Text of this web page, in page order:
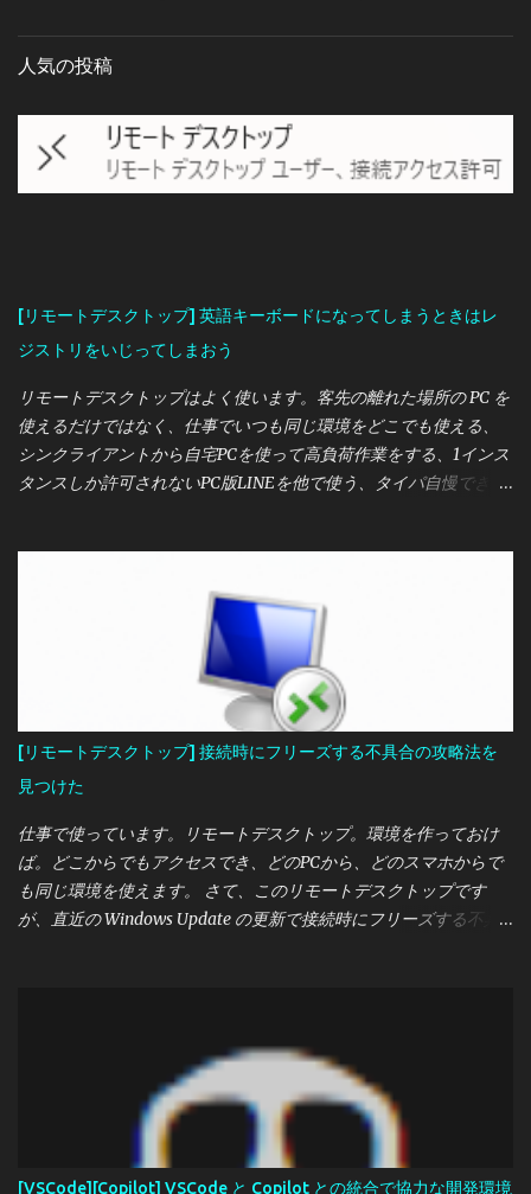
人気の投稿
[リモートデスクトップ] 英語キーボードになってしまうときはレ
ジストリをいじってしまおう
リモートデスクトップはよく使います。客先の離れた場所の PC を
使えるだけではなく、仕事でいつも同じ環境をどこでも使える、
シンクライアントから自宅PCを使って高負荷作業をする、1インス
タンスしか許可されないPC版LINEを他で使う、タイパ自慢できる
「@」になってしまいました。他の文字にも影響し、パスワード
がなかなか通りませんでした。 なぜこのようになるのでしょう
か。デバイスマネージャーから見るとキーボードは実物とリモー
ト用のふたつあります。 このキーボード、配列を変更するにはレ
ジストリを変更します。お約束事ですが、よい子はレジストリを
いじる前にバックアップをとってください。自己責任で、いじっ
た結果おかしくなったなどのサポートは一切しません。 いじる場
所：
HKEY_LOCAL_MACHINE\SYSTEM\CurrentControlSet\Control\Ke
yboard Layouts\00000411\Layout File いじる値：
「KBDJPN.DLL」→「kbd106.dll」または「kbd106n.dll」 ふたつの
違いはわかりません。 HKEY_LOCAL_MACHINE の設定変更後、
[リモートデスクトップ] 接続時にフリーズする不具合の攻略法を
見つけた
仕事で使っています。リモートデスクトップ。環境を作っておけ
ば。どこからでもアクセスでき、どのPCから、どのスマホからで
も同じ環境を使えます。 さて、このリモートデスクトップです
が、直近の Windows Update の更新で接続時にフリーズする不具
ます。今回は攻略法を発見しました。 リモートデスクトップで接
続する。フリーズしたら2.に進む。 元の画面はそのままにして、
再度スタートメニューからリモートデスクトップを新しく起動
し、接続する。 以降、接続できるまで繰り返す。 複数の PC でも
効果がありました。
[VSCode][Copilot] VSCode と Copilot との統合で協力な開発環境